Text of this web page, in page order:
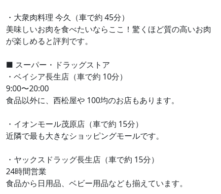
・大衆肉料理 今久（車で約 45分）
美味しいお肉を食べたいならここ！驚くほど質の高いお肉
が楽しめると評判です。
■ スーパー・ドラッグストア
・ベイシア長生店（車で約 10分）
9:00〜20:00
食品以外に、西松屋や 100均のお店もあります。
・イオンモール茂原店（車で約 15分）
近隣で最も大きなショッピングモールです。
・ヤックスドラッグ長生店（車で約 15分）
24時間営業
食品から日用品、ベビー用品なども揃えています。